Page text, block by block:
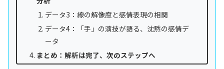
データ3：線の解像度と感情表現の相関
データ4：「手」の演技が語る、沈黙の感情デ
ータ
まとめ：解析は完了、次のステップへ